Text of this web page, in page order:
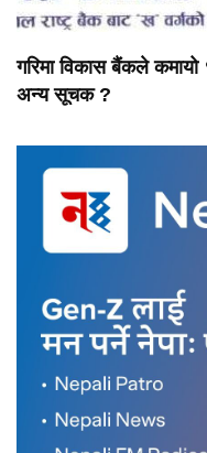
गरिमा विकास बैंकले
अन्य सूचक ?